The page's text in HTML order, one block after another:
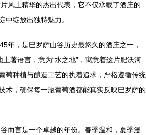
风土精华的杰出代表，它不仅承载了酒庄的
中绽放出独特魅力。
年，是巴罗萨山谷历史最悠久的酒庄之一，
土著语言，意为“水之地”，寓意着这片肥沃河
萄种植与酿造工艺的执着追求，严格遵循传统
术，确保每一瓶葡萄酒都能真实反映巴罗萨的
而言是一个卓越的年份。春季温和，夏季漫